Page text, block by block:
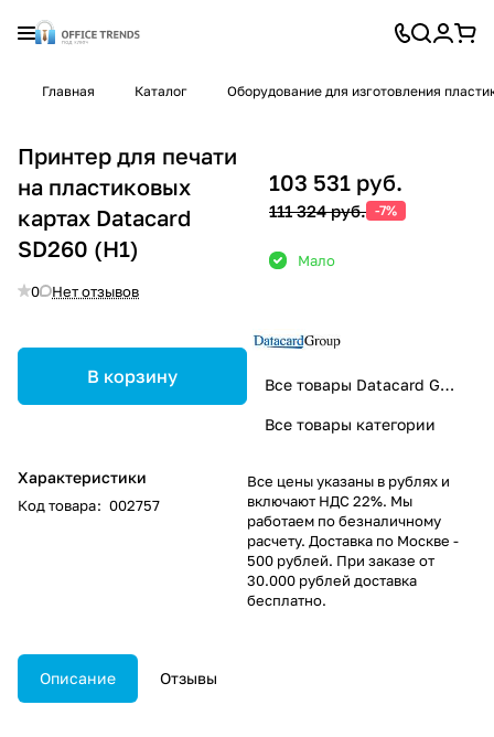
Главная Каталог Оборудование для изготовления
Принтер для печати
на пластиковых
картах Datacard
SD260 (H1)
0 Нет отзывов
В корзину
Характеристики
Код товара: 002757
103 531 руб.
111 324 руб. -7%
Мало
Все товары Datacard Group
Все товары категории
Все цены указаны в рублях и
включают НДС 22%. Мы
работаем по безналичному
расчету. Доставка по Москве -
500 рублей. При заказе от
30.000 рублей доставка
бесплатно.
Описание Отзывы